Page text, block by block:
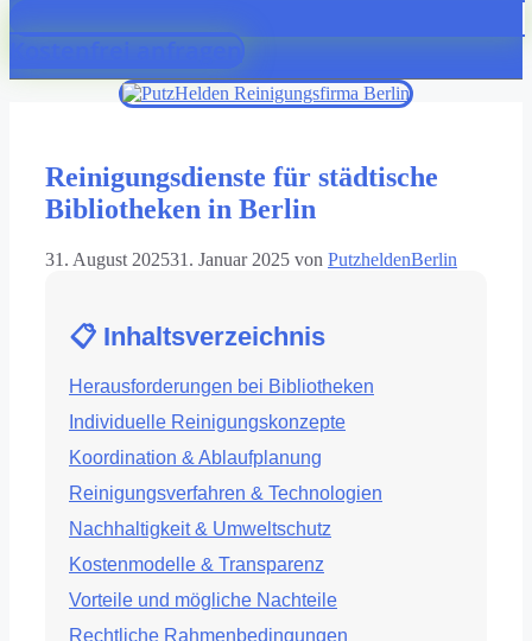
Kostenfrei anfragen
Reinigungsdienste für städtische
Bibliotheken in Berlin
31. August 202531. Januar 2025 von PutzheldenBerlin
📋 Inhaltsverzeichnis
Herausforderungen bei Bibliotheken
Individuelle Reinigungskonzepte
Koordination & Ablaufplanung
Reinigungsverfahren & Technologien
Nachhaltigkeit & Umweltschutz
Kostenmodelle & Transparenz
Vorteile und mögliche Nachteile
Rechtliche Rahmenbedingungen